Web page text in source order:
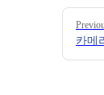
Pager
카메